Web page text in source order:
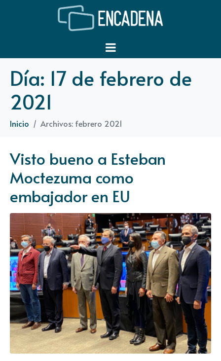
Día: 17 de febrero de
2021
Inicio Archivos: febrero 2021
Visto bueno a Esteban
Moctezuma como
embajador en EU